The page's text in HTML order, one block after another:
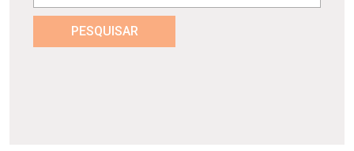
PESQUISAR